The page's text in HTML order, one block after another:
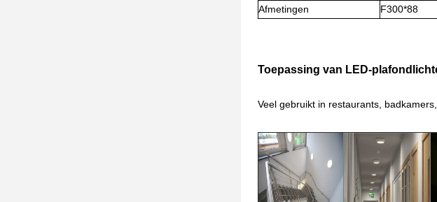
Afmetingen
F300*88
Toepassing van LED-
Veel gebruikt in restaurants,